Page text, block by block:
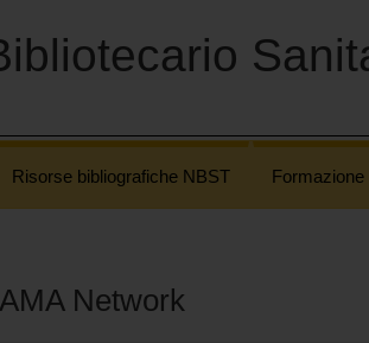
Risorse bibliografiche NBST
Network